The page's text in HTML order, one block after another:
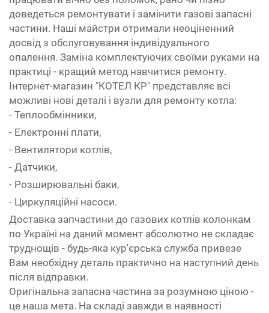
доведеться ремонтувати і замінити газові запасні
частини. Наші майстри отримали неоціненний
досвід з обслуговування індивідуального
опалення. Заміна комплектуючих своїми руками на
практиці - кращий метод навчитися ремонту.
Інтернет-магазин "КОТЕЛ КР" представляє всі
можливі нові деталі і вузли для ремонту котла:
- Теплообмінники,
- Електронні плати,
- Вентилятори котлів,
- Датчики,
- Розширювальні баки,
- Циркуляційні насоси.
Доставка запчастини до газових котлів колонкам
по Україні на даний момент абсолютно не складає
труднощів - будь-яка кур'єрська служба привезе
Вам необхідну деталь практично на наступний день
після відправки.
Оригінальна запасна частина за розумною ціною -
це наша мета. На складі завжди в наявності